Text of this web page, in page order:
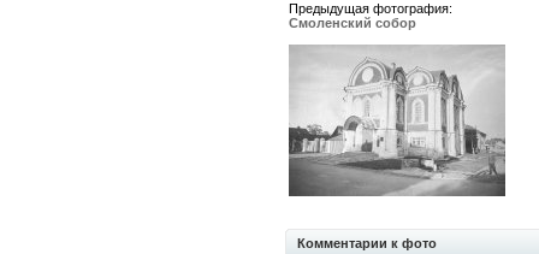
Предыдущая фотография:
Смоленский собор
Комментарии к фото